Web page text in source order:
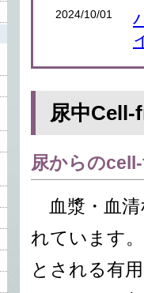
2024/10/01
尿中Cell-
尿からの
血漿・血清
れています
とされる有